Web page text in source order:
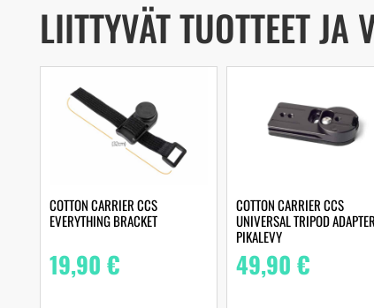
LIITTYVÄT TUOTTEET JA
COTTON CARRIER CCS
EVERYTHING BRACKET
19,90 €
COTTON CARRIER CCS
UNIVERSAL TRIPOD
PIKALEVY
49,90 €